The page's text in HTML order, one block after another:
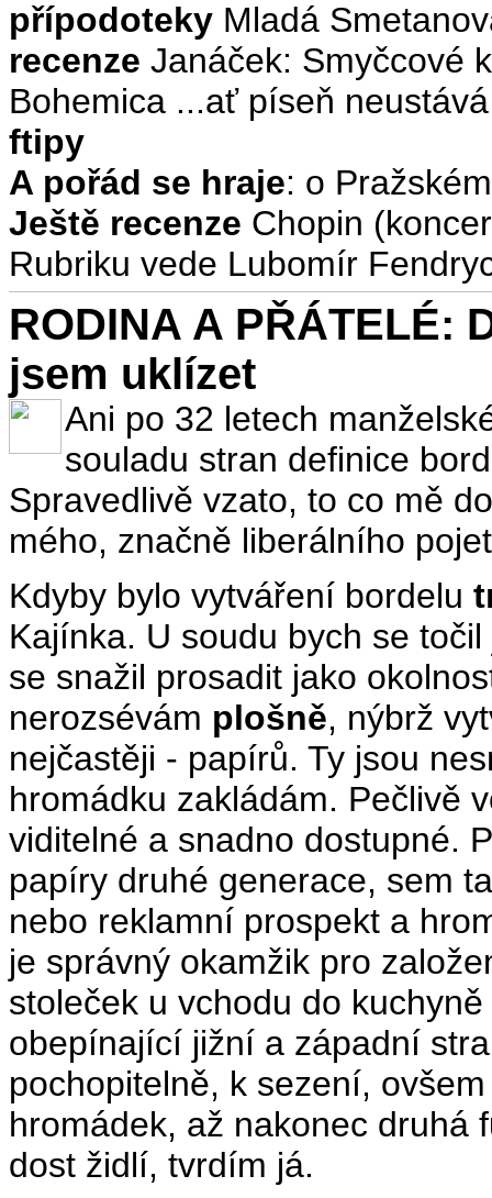
přípodoteky Mladá
recenze Janáček: Smyčcové
Bohemica ...ať píseň
ftipy
A pořád se hraje: o
Ještě recenze Chopin
Rubriku vede Lubomír
RODINA A PŘÁTELÉ:
jsem uklízet
Ani po 32 letech
souladu stran definice
Spravedlivě vzato, to co mě
mého, značně liberálního
Kdyby bylo vytváření bordelu
Kajínka. U soudu bych se
se snažil prosadit jako
nerozsévám plošně, nýbrž
nejčastěji - papírů. Ty jsou
hromádku zakládám. Pečlivě
viditelné a snadno dostupné.
papíry druhé generace, sem
nebo reklamní prospekt a
je správný okamžik pro
stoleček u vchodu do
obepínající jižní a západní
pochopitelně, k sezení,
hromádek, až nakonec druhá
dost židlí, tvrdím já.